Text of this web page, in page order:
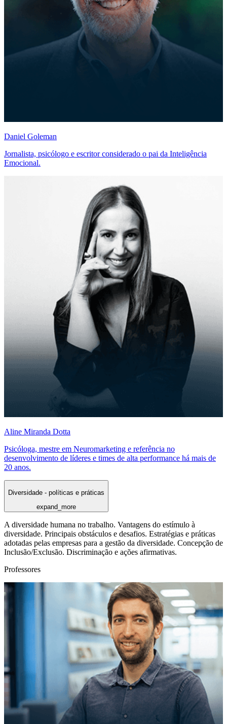
Daniel Goleman
Jornalista, psicólogo e escritor considerado o pai da Inteligência
Emocional.
Aline Miranda Dotta
Psicóloga, mestre em Neuromarketing e referência no
desenvolvimento de líderes e times de alta performance há mais de
20 anos.
Diversidade - políticas e práticas
expand_more
A diversidade humana no trabalho. Vantagens do estímulo à
diversidade. Principais obstáculos e desafios. Estratégias e práticas
adotadas pelas empresas para a gestão da diversidade. Concepção de
Inclusão/Exclusão. Discriminação e ações afirmativas.
Professores